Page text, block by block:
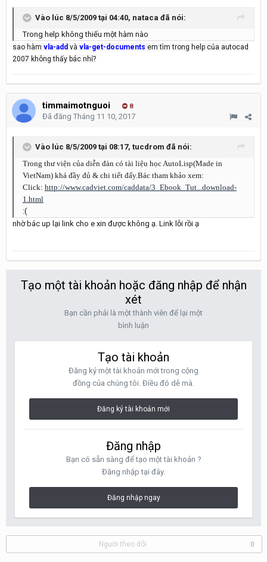
Vào lúc 8/5/2009 tại 04:40, nataca đã nói:
Trong help không thiếu một hàm nào
sao hàm vla-add và vla-get-documents em tìm trong help của autocad
2007 không thấy bác nhỉ?
timmaimotnguoi 8
Đã đăng Tháng 11 10, 2017
Vào lúc 8/5/2009 tại 08:17, tucdrom đã nói:
Trong thư viện của diễn đàn có tài liệu học AutoLisp(Made in
VietNam) khá đầy đủ & chi tiết đấy.Bác tham khảo xem:
Click: http://www.cadviet.com/caddata/3_Ebook_Tut...download-
1.html
:(
nhờ bác up lại link cho e xin được không ạ. Link lỗi rồi ạ
Tạo một tài khoản hoặc đăng nhập để nhận
xét
Bạn cần phải là một thành viên để lại một
bình luận
Tạo tài khoản
Đăng ký một tài khoản mới trong cộng
đồng của chúng tôi. Điều đó dễ mà.
Đăng ký tài khoản mới
Đăng nhập
Bạn có sẵn sàng để tạo một tài khoản ?
Đăng nhập tại đây.
Đăng nhập ngay
Người theo dõi 0